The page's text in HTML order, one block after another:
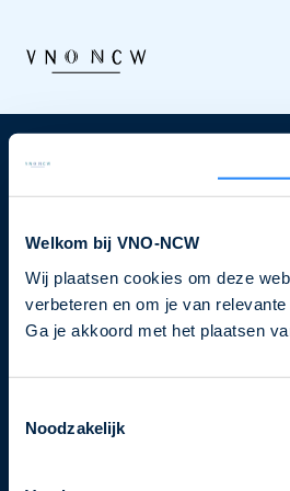
Welkom bij VNO-NCW
Wij plaatsen cookies om deze
verbeteren en om je van
Ga je akkoord met het plaatsen
Noodzakelijk
Nieuwsbrief
je nu in voor de VNO-NCW
Schrijf je in
Direct naar
Ons verhaal